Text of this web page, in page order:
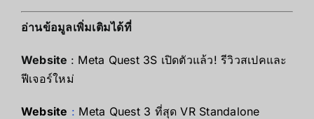
อ่านข้อมูลเพิ่มเติมได้ที่
Website : Meta Quest 3S เปิดตัวแล้ว! รีวิวสเปคและ
ฟีเจอร์ใหม่
Website : Meta Quest 3 ที่สุด VR Standalone